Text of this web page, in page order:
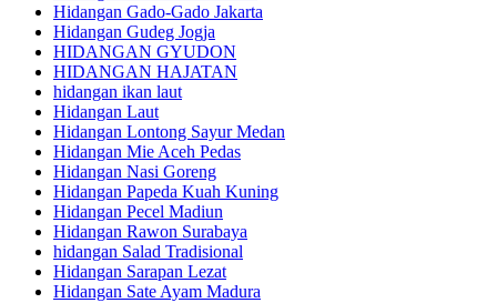
Hidangan Gado-Gado Jakarta
Hidangan Gudeg Jogja
HIDANGAN GYUDON
HIDANGAN HAJATAN
hidangan ikan laut
Hidangan Laut
Hidangan Lontong Sayur Medan
Hidangan Mie Aceh Pedas
Hidangan Nasi Goreng
Hidangan Papeda Kuah Kuning
Hidangan Pecel Madiun
Hidangan Rawon Surabaya
hidangan Salad Tradisional
Hidangan Sarapan Lezat
Hidangan Sate Ayam Madura